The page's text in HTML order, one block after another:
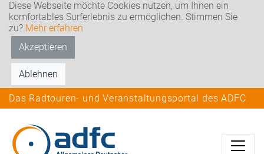
Diese Webseite möchte Cookies nutzen, um Ihnen ein
komfortables Surferlebnis zu ermöglichen. Stimmen Sie
zu? Mehr erfahren
Akzeptieren
Ablehnen
Das Radtouren- und Veranstaltungsportal des ADFC